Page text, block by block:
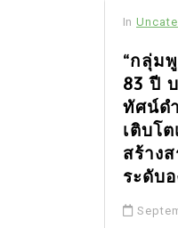
In
“กลุ่ม
83 ปี
ทัศน์ด
เติบโ
สร้าง
ระดับ